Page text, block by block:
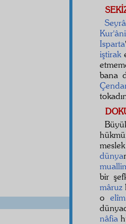
Isparta
iştirak
bana
dünya
bir
mâruz
o elîm
nâfia